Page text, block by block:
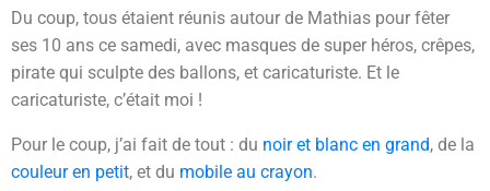
Du coup, tous étaient réunis autour de Mathias pour fêter
ses 10 ans ce samedi, avec masques de super héros, crêpes,
pirate qui sculpte des ballons, et caricaturiste. Et le
caricaturiste, c’était moi !
Pour le coup, j’ai fait de tout : du noir et blanc en grand, de la
couleur en petit, et du mobile au crayon.